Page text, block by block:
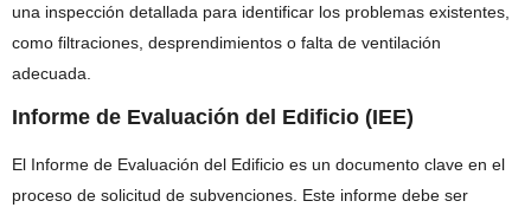
una inspección detallada para identificar los problemas existentes,
como filtraciones, desprendimientos o falta de ventilación
adecuada.
Informe de Evaluación del Edificio (IEE)
El Informe de Evaluación del Edificio es un documento clave en el
proceso de solicitud de subvenciones. Este informe debe ser